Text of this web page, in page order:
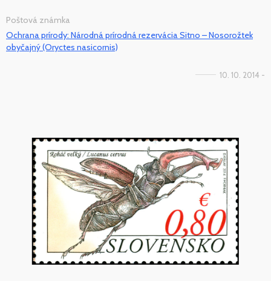
Poštová známka
Ochrana prírody: Národná prírodná rezervácia Sitno – Nosorožtek
obyčajný (Oryctes nasicornis)
10. 10. 2014 -